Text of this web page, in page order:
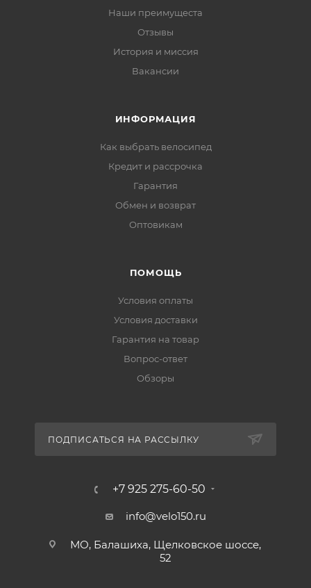
Наши преимущеста
Отзывы
История и миссия
Вакансии
ИНФОРМАЦИЯ
Как выбрать велосипед
Кредит и рассрочка
Гарантия
Обмен и возврат
Оптовикам
ПОМОЩЬ
Условия оплаты
Условия доставки
Гарантия на товар
Вопрос-ответ
Обзоры
ПОДПИСАТЬСЯ НА РАССЫЛКУ
+7 925 275-60-50
info@velo150.ru
МО, Балашиха, Щелковское шоссе,
52